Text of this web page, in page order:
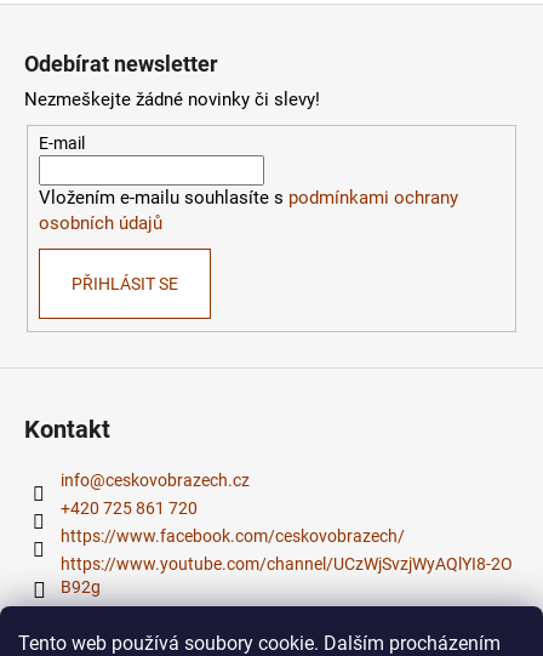
Tento web používá soubory cookie. Dalším procházením
Odebírat newsletter
Nezmeškejte žádné novinky či slevy!
E-mail
Vložením e-mailu souhlasíte s podmínkami ochrany
osobních údajů
PŘIHLÁSIT SE
Kontakt
info@ceskovobrazech.cz
+420 725 861 720
https://www.facebook.com/ceskovobrazech/
https://www.youtube.com/channel/UCzWjSvzjWyAQlYI8-2O
B92g